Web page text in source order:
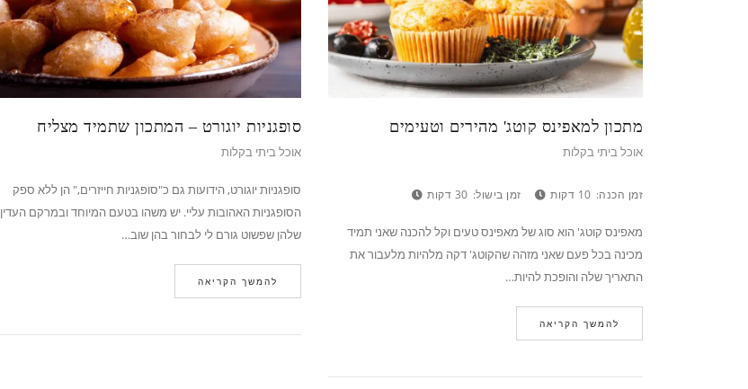
סופגניות יוגורט – המתכון שתמיד מצליח
אוכל ביתי בקלות
סופגניות יוגורט, הידועות גם כ"סופגניות חייזרים," הן ללא ספק
הסופגניות האהובות עליי. יש משהו בטעם המיוחד ובמרקם העדין
שלהן שפשוט גורם לי לבחור בהן שוב…
להמשך הקריאה
מתכון למאפינס קוטג' מהירים וטעימים
אוכל ביתי בקלות
זמן הכנה: 10 דקות זמן בישול: 30 דקות
מאפינס קוטג' הוא סוג של מאפינס טעים וקל להכנה שאני תמיד
מכינה בכל פעם שאני מזהה שהקוטג' דקה מלהיות מלעבור את
התאריך שלה והופכת להיות…
להמשך הקריאה